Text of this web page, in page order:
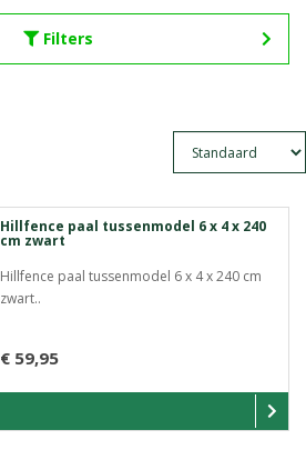
Filters
Hillfence paal tussenmodel 6 x 4 x 240
cm zwart
Hillfence paal tussenmodel 6 x 4 x 240 cm
zwart..
€ 59,95